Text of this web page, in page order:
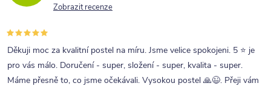
Zobrazit recenze
Děkuji moc za kvalitní postel na míru. Jsme velice spokojeni. 5 ⭐ je
pro vás málo. Doručení - super, složení - super, kvalita - super.
Máme přesně to, co jsme očekávali. Vysokou postel 🙏😉. Přeji vám